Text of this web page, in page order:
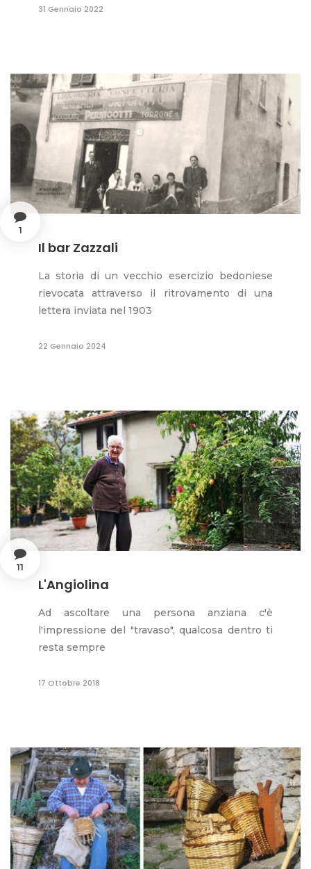
31 Gennaio 2022
1
Il bar Zazzali
La storia di un vecchio esercizio bedoniese
rievocata attraverso il ritrovamento di una
lettera inviata nel 1903
22 Gennaio 2024
11
L'Angiolina
Ad ascoltare una persona anziana c'è
l'impressione del "travaso", qualcosa dentro ti
resta sempre
17 Ottobre 2018